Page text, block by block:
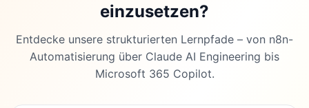
einzusetzen?
Entdecke unsere strukturierten Lernpfade – von n8n-
Automatisierung über Claude AI Engineering bis
Microsoft 365 Copilot.